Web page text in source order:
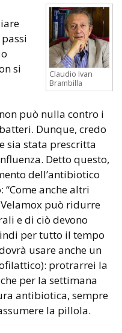
Claudio Ivan
Brambilla
si
può nulla contro i
Dunque, credo
sia stata prescritta
Detto questo,
dell’antibiotico
“Come anche altri
può ridurre
e di ciò devono
per tutto il tempo
usare anche un
protrarrei la
per la settimana
antibiotica, sempre
la pillola.